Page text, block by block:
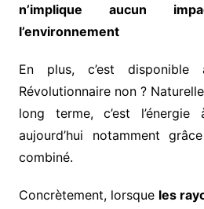
n’implique aucun
l’environnement
En plus, c’est disponible
Révolutionnaire non ?
long terme, c’est
aujourd’hui notamment
combiné.
Concrètement, lorsque les